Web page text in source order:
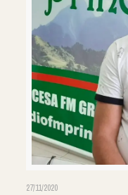
27/11/2020